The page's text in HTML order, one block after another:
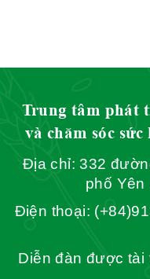
Hội
Hội
Trung tâm phát
và chăm sóc
Địa chỉ: 332
phố Yên
Điện thoại:
Diễn đàn được tài